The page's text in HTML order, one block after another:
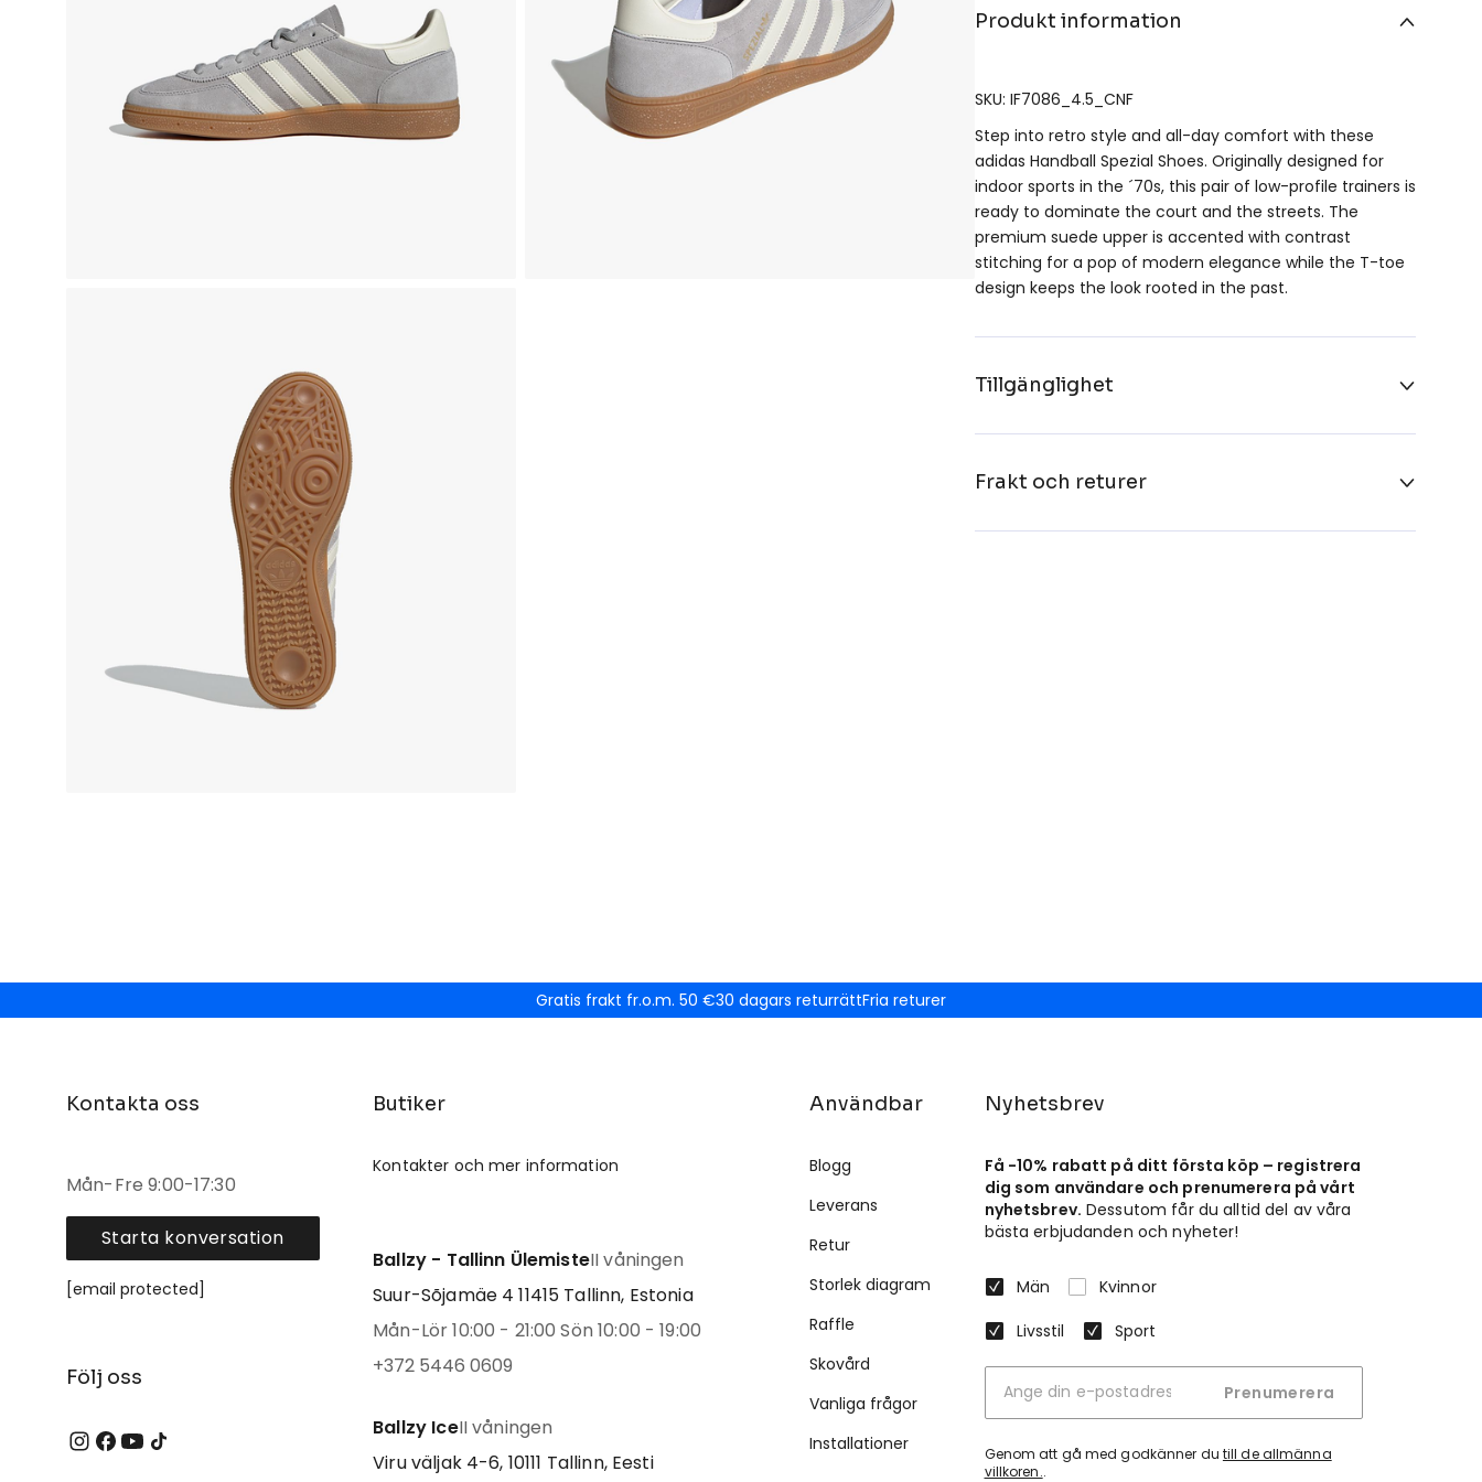
Produkt information
SKU: IF7086_4.5_CNF
Step into retro style and all-day comfort with these
adidas Handball Spezial Shoes. Originally designed for
indoor sports in the ´70s, this pair of low-profile trainers is
ready to dominate the court and the streets. The
premium suede upper is accented with contrast
stitching for a pop of modern elegance while the T-toe
design keeps the look rooted in the past.
Tillgänglighet
Frakt och returer
Gratis frakt fr.o.m. 50 €30 dagars returrättFria returer
Kontakta oss
Mån-Fre 9:00-17:30
Starta konversation
[email protected]
Följ oss
Butiker
Kontakter och mer information
Ballzy - Tallinn ÜlemisteII våningen
Suur-Sõjamäe 4 11415 Tallinn, Estonia
Mån-Lör 10:00 - 21:00 Sön 10:00 - 19:00
+372 5446 0609
Ballzy IceII våningen
Viru väljak 4-6, 10111 Tallinn, Eesti
Användbar
Blogg
Leverans
Retur
Storlek diagram
Raffle
Skovård
Vanliga frågor
Installationer
Nyhetsbrev
Få -10% rabatt på ditt första köp – registrera
dig som användare och prenumerera på vårt
nyhetsbrev. Dessutom får du alltid del av våra
bästa erbjudanden och nyheter!
Män
Kvinnor
Livsstil
Sport
Prenumerera
Genom att gå med godkänner du till de allmänna
villkoren..